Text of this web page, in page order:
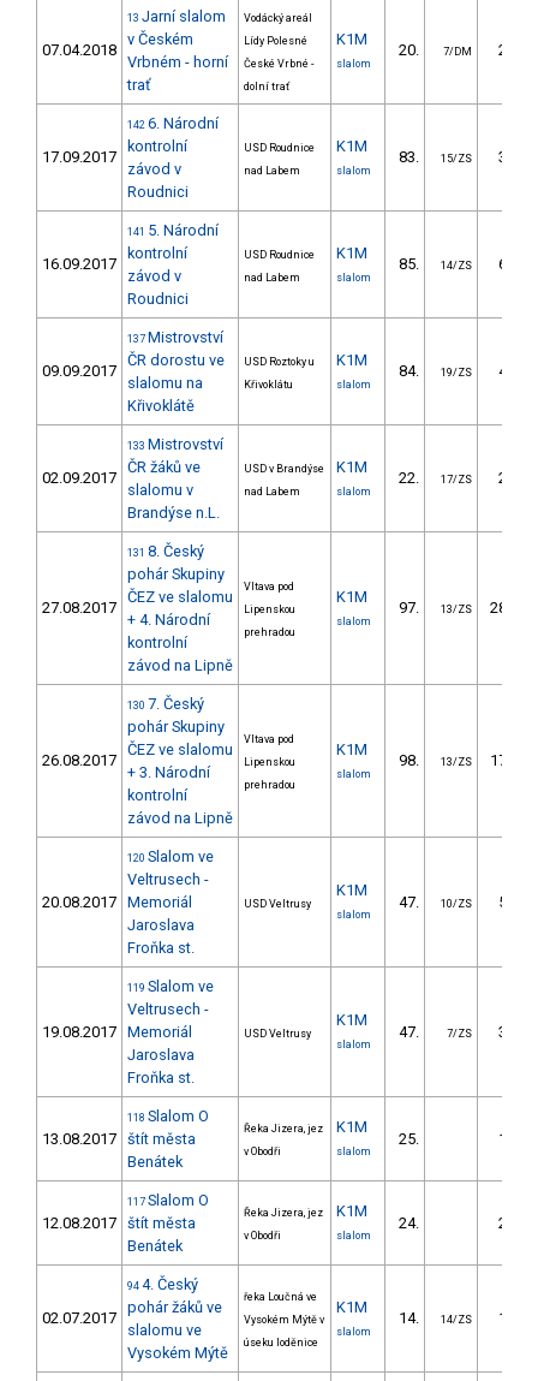
07.04.2018
13 Jarní slalom
v Českém
Vrbném - horní
trať
Vodácký areál
Lídy Polesné
České Vrbné -
dolní trať
K1M
slalom
20. 7/DM 22.45
17.09.2017
142 6. Národní
kontrolní
závod v
Roudnici
USD Roudnice
nad Labem
K1M
slalom
83. 15/ZS 39.78
16.09.2017
141 5. Národní
kontrolní
závod v
Roudnici
USD Roudnice
nad Labem
K1M
slalom
85. 14/ZS 68.37
09.09.2017
137 Mistrovství
ČR dorostu ve
slalomu na
Křivoklátě
USD Roztoky u
Křivoklátu
K1M
slalom
84. 19/ZS 49.31
02.09.2017
133 Mistrovství
ČR žáků ve
slalomu v
Brandýse n.L.
USD v Brandýse
nad Labem
K1M
slalom
22. 17/ZS 20.78
27.08.2017
131 8. Český
pohár Skupiny
ČEZ ve slalomu
+ 4. Národní
kontrolní
závod na Lipně
Vltava pod
Lipenskou
prehradou
K1M
slalom
97. 13/ZS 286.63
26.08.2017
130 7. Český
pohár Skupiny
ČEZ ve slalomu
+ 3. Národní
kontrolní
závod na Lipně
Vltava pod
Lipenskou
prehradou
K1M
slalom
98. 13/ZS 177.92
20.08.2017
120 Slalom ve
Veltrusech -
Memoriál
Jaroslava
Froňka st.
USD Veltrusy
K1M
slalom
47. 10/ZS 54.27
19.08.2017
119 Slalom ve
Veltrusech -
Memoriál
Jaroslava
Froňka st.
USD Veltrusy
K1M
slalom
47. 7/ZS 38.31
13.08.2017
118 Slalom O
štít města
Benátek
Řeka Jizera, jez
v Obodři
K1M
slalom
25. 19.85
12.08.2017
117 Slalom O
štít města
Benátek
Řeka Jizera, jez
v Obodři
K1M
slalom
24. 28.46
02.07.2017
94 4. Český
pohár žáků ve
slalomu ve
Vysokém Mýtě
řeka Loučná ve
Vysokém Mýtě v
úseku loděnice
K1M
slalom
14. 14/ZS 11.52